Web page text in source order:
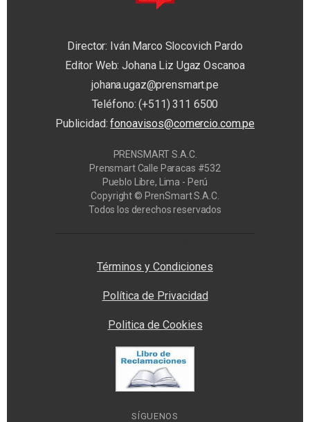
Director: Iván Marco Slocovich Pardo
Editor Web: Johana Liz Ugaz Oscanoa
johana.ugaz@prensmart.pe
Teléfono: (+511) 311 6500
Publicidad:fonoavisos@comercio.com.pe
PRENSMART S.A.C.
Prensmart Calle Paracas #532
Pueblo Libre, Lima - Perú
Copyright © PrenSmart S.A.C.
Todos los derechos reservados
Términos y Condiciones
Política de Privacidad
Politica de Cookies
SÍGUENOS